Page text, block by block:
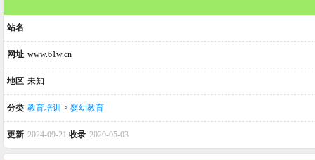
站名
网址 www.61w.cn
地区 未知
分类 教育培训 > 婴幼教育
更新 2024-09-21 收录 2020-05-03